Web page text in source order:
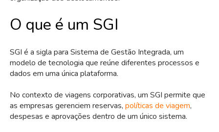
O que é um SGI
SGI é a sigla para Sistema de Gestão Integrada, um
modelo de tecnologia que reúne diferentes processos e
dados em uma única plataforma.
No contexto de viagens corporativas, um SGI permite que
as empresas gerenciem reservas, políticas de viagem,
despesas e aprovações dentro de um único sistema.